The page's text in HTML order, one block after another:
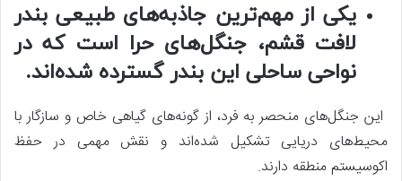
یکی از مهم‌ترین جاذبه‌های طبیعی بندر
لافت قشم، جنگل‌های حرا است که در
نواحی ساحلی این بندر گسترده شده‌اند.
این جنگل‌های منحصر به‌ فرد، از گونه‌های گیاهی خاص و سازگار با
محیط‌های دریایی تشکیل شده‌اند و نقش مهمی در حفظ
اکوسیستم منطقه دارند.